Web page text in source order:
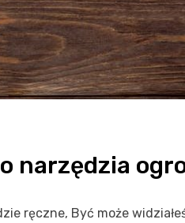
narzędzia
ręczne, Być może